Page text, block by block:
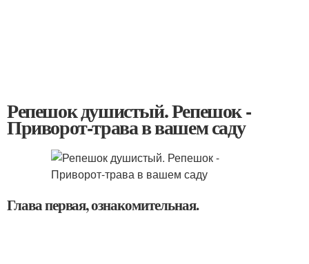
Репешок душистый. Репешок -
Приворот-трава в вашем саду
Глава первая, ознакомительная.